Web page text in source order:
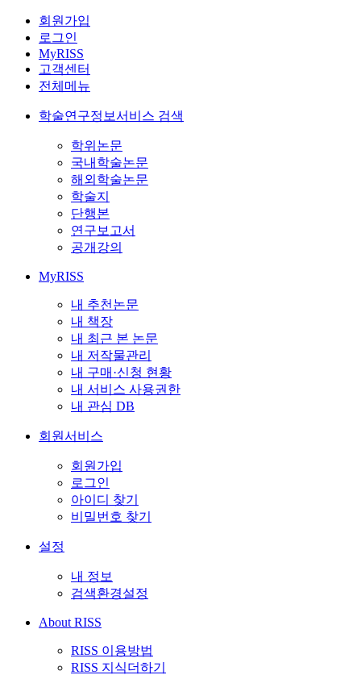
회원가입
로그인
MyRISS
고객센터
전체메뉴
학술연구정보서비스 검색
학위논문
국내학술논문
해외학술논문
학술지
단행본
연구보고서
공개강의
MyRISS
내 추천논문
내 책장
내 최근 본 논문
내 저작물관리
내 구매·신청 현황
내 서비스 사용권한
내 관심 DB
회원서비스
회원가입
로그인
아이디 찾기
비밀번호 찾기
설정
내 정보
검색환경설정
About RISS
RISS 이용방법
RISS 지식더하기